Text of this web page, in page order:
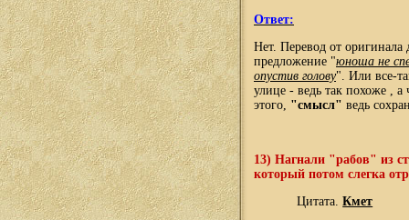
Ответ:
Нет. Перевод от оригинала
предложение "юноша не
опустив голову". Или все-
улице - ведь так похоже ,
этого, "смысл" ведь
13) Нагнали "рабов" из
который потом слегка
Цитата.Кмет